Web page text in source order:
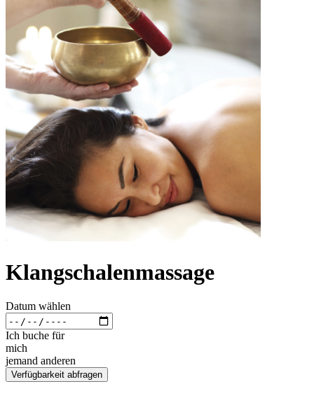
Klangschalenmassage
Datum wählen
Ich buche für
mich
jemand anderen
Verfügbarkeit abfragen